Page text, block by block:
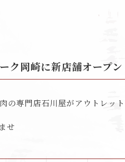
ク岡崎に新店舗オープン
の専門店石川屋がアウトレッ
せ